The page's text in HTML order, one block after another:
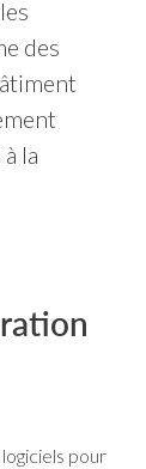
des
la
pour